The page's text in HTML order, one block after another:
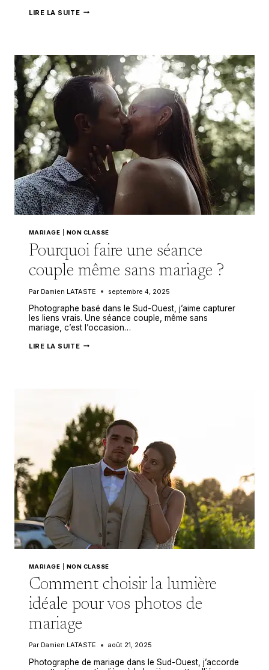
LIRE LA SUITELES
PETITS
ET
COMMENT
ILS
FONT
LES
PLUS
BELLES
MARIAGE NON CLASSÉ
Pourquoi faire une séance
couple même sans mariage ?
Par Damien LATASTE septembre 4, 2025
Photographe basé dans le Sud-Ouest, j’aime capturer
les liens vrais. Une séance couple, même sans
mariage, c’est l’occasion…
LIRE LA SUITEPOURQUOI
?
MARIAGE NON CLASSÉ
Comment choisir la lumière
idéale pour vos photos de
mariage
Par Damien LATASTE août 21, 2025
Photographe de mariage dans le Sud-Ouest, j’accorde